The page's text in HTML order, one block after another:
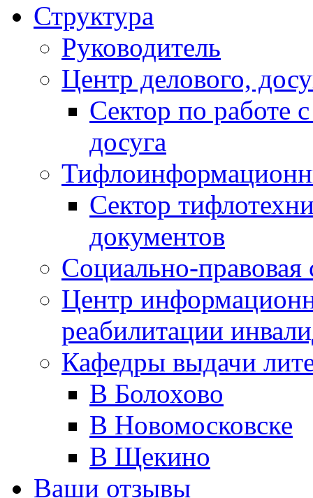
Структура
Руководитель
Центр делового,
Сектор по работе
досуга
Сектор
документов
Социально-правовая
Центр
реабилитации
Кафедры выдачи
В Болохово
В Новомосковске
В Щекино
Ваши отзывы